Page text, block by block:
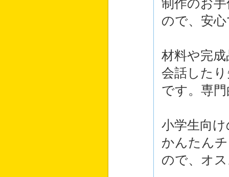
制作のお
ので、安
材料や完
会話した
です。専
小学生向
かんたん
ので、オ